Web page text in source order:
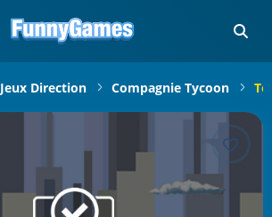
Jeux Direction Compagnie Tycoon